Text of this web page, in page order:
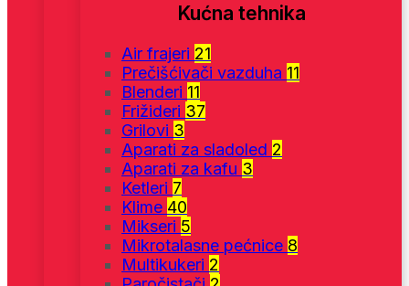
Kućna tehnika
Air frajeri 21
Prečišćivači vazduha 11
Blenderi 11
Frižideri 37
Grilovi 3
Aparati za sladoled 2
Aparati za kafu 3
Ketleri 7
Klime 40
Mikseri 5
Mikrotalasne pećnice 8
Multikukeri 2